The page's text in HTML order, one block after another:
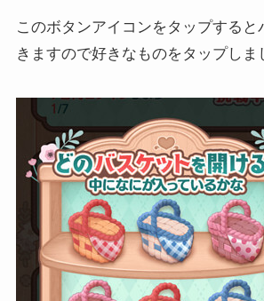
このボタンアイコンをタップすると
きますので好きなものをタップしま